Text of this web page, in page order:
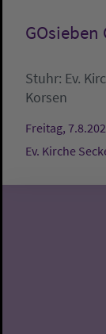
Stuhr: Ev.
Korsen
Freitag,
Ev. Kirche